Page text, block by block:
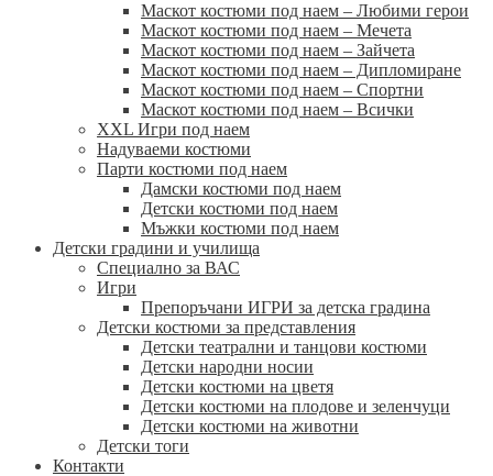
Маскот костюми под наем – Любими герои
Маскот костюми под наем – Мечета
Маскот костюми под наем – Зайчета
Маскот костюми под наем – Дипломиране
Маскот костюми под наем – Спортни
Маскот костюми под наем – Всички
XXL Игри под наем
Надуваеми костюми
Парти костюми под наем
Дамски костюми под наем
Детски костюми под наем
Мъжки костюми под наем
Детски градини и училища
Специално за ВАС
Игри
Препоръчани ИГРИ за детска градина
Детски костюми за представления
Детски театрални и танцови костюми
Детски народни носии
Детски костюми на цветя
Детски костюми на плодове и зеленчуци
Детски костюми на животни
Детски тоги
Контакти